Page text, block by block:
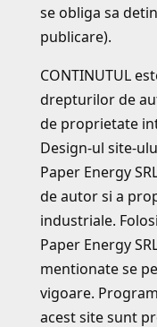
se obliga sa
publicare).
CONTINUTUL
drepturilor de
de proprietate
Design-ul site-
Paper Energy
de autor si a
industriale.
Paper Energy
mentionate se
vigoare.
acest site sunt